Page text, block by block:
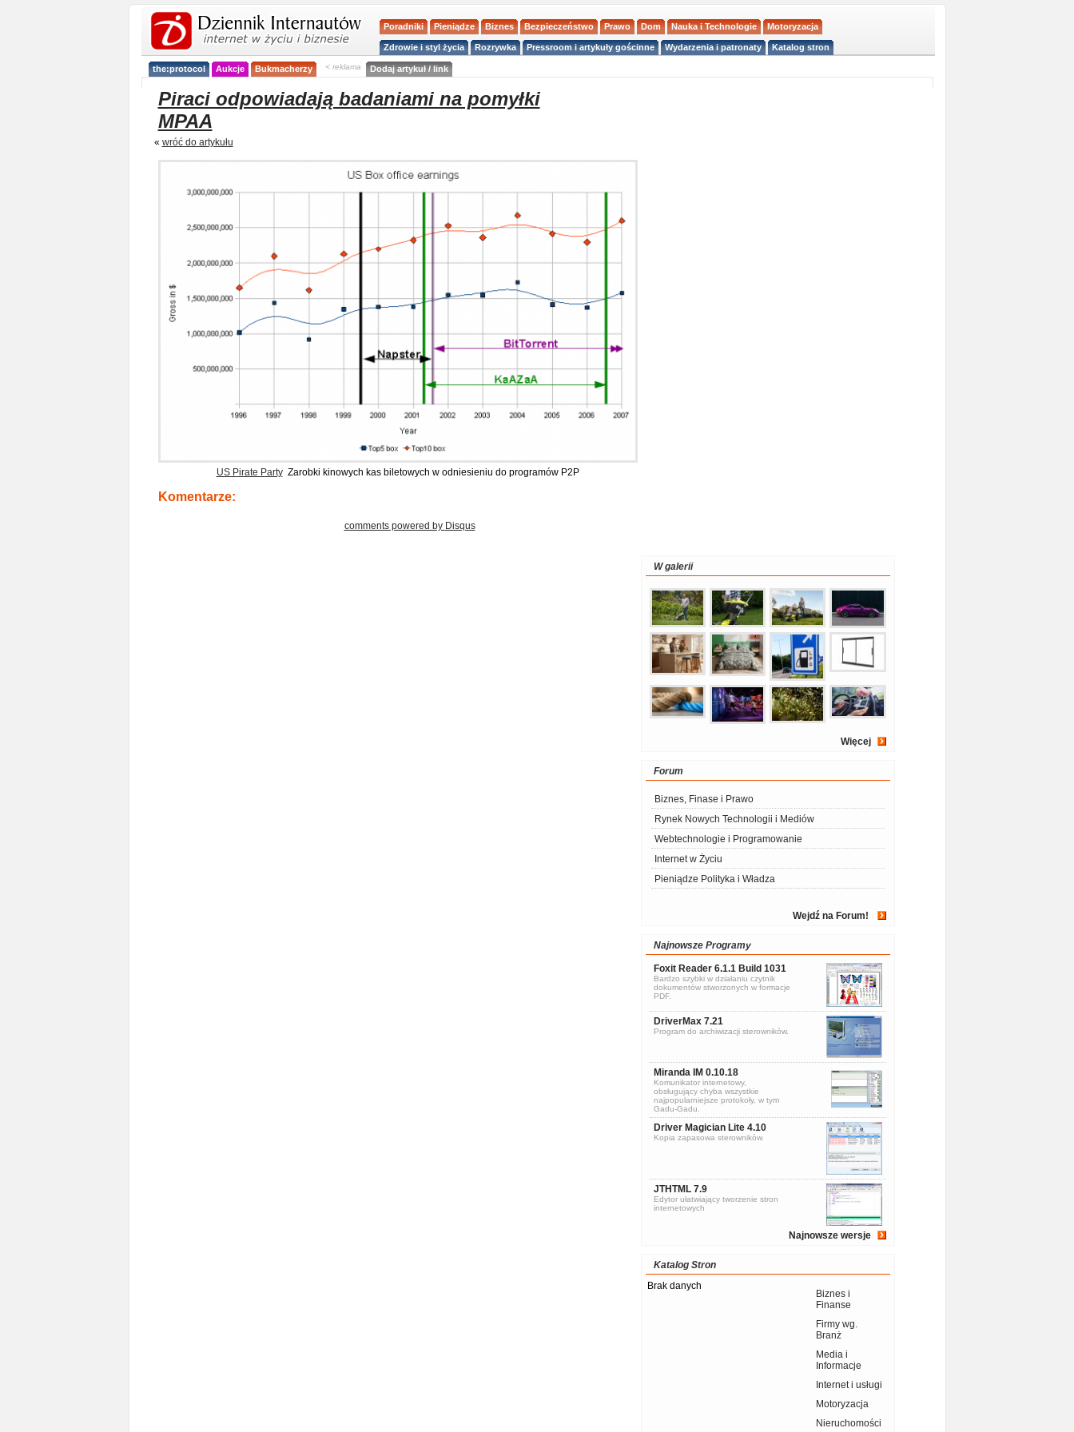
Poradniki Pieniądze Biznes Bezpieczeństwo Prawo Dom Nauka i Technologie Motoryzacja
Zdrowie i styl życia Rozrywka Pressroom i artykuły gościnne Wydarzenia i patronaty Katalog stron
the:protocol Aukcje Bukmacherzy < reklama Dodaj artykuł / link
Piraci odpowiadają badaniami na pomyłki
MPAA
« wróć do artykułu
US Pirate PartyZarobki kinowych kas biletowych w odniesieniu do programów P2P
Komentarze:
comments powered by Disqus
W galerii
Więcej
Forum
Biznes, Finase i Prawo
Rynek Nowych Technologii i Mediów
Webtechnologie i Programowanie
Internet w Życiu
Pieniądze Polityka i Władza
Wejdź na Forum!
Najnowsze Programy
Foxit Reader 6.1.1 Build 1031
Bardzo szybki w działaniu czytnik
dokumentów stworzonych w formacje
PDF.
DriverMax 7.21
Program do archiwizacji sterowników.
Miranda IM 0.10.18
Komunikator internetowy,
obsługujący chyba wszystkie
najpopularniejsze protokoły, w tym
Gadu-Gadu.
Driver Magician Lite 4.10
Kopia zapasowa sterowników.
JTHTML 7.9
Edytor ułatwiający tworzenie stron
internetowych
Najnowsze wersje
Katalog Stron
Brak danych
Biznes i
Finanse
Firmy wg.
Branż
Media i
Informacje
Internet i usługi
Motoryzacja
Nieruchomości